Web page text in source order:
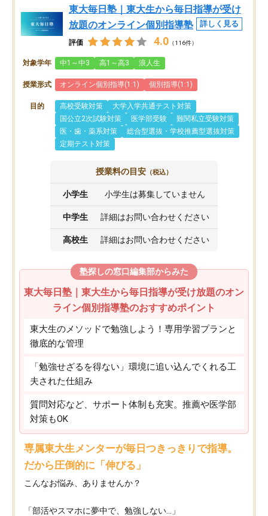
東大毎日塾｜東大生から毎日指導が受け
放題のオンライン個別指導塾
詳しく見る
評価 4.0 （116件）
対象学年 中1～中3 高1～高3 浪人生
授業形式 オンライン個別指導(1:1) 個別指導(1:1)
目的 高校受験対策
大学入学共通テスト対策
国公立2次試験対策
医学部受験
難関私立受験対策
医・歯・薬系対策
総合型選抜・学校推薦型選抜対策
定期テスト対策
授業料の目安 （税込）
小学生 小学生は募集していません
中学生 詳細はお問い合わせください
高校生 詳細はお問い合わせください
塾探しの窓口編集部からみた
東大毎日塾｜東大生から毎日指導が受け放題のオン
ライン個別指導塾のおすすめポイント
東大生のメソッドで勉強しよう！専用学習プランと
徹底的な管理
「勉強せざるを得ない」環境に追い込んでくれる工
夫された仕組み
質問対応など、サポート体制も充実。推薦や医学部
対策もOK
専属東大生メンターが毎日つきっきりで指導。
だから圧倒的に「伸びる」
こんなお悩み、ありませんか？
「部活やスマホに夢中で、勉強しない…」